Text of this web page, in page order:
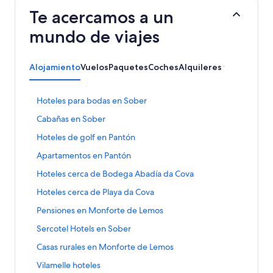
Te acercamos a un
mundo de viajes
AlojamientoVuelosPaquetesCochesAlquileres
Hoteles para bodas en Sober
E
l
a
c
e
u
e
a
b
e
l
a
p
Cabañas en Sober
E
l
a
c
e
u
e
a
b
e
l
Hoteles de golf en Pantón
E
l
a
c
e
u
e
a
b
e
Apartamentos en Pantón
E
l
a
c
e
u
e
a
b
Hoteles cerca de Bodega Abadía da Cova
E
l
a
c
e
u
e
Hoteles cerca de Playa da Cova
E
l
a
c
e
u
Pensiones en Monforte de Lemos
E
l
a
c
e
Sercotel Hotels en Sober
E
l
a
Casas rurales en Monforte de Lemos
E
lVilamelle hoteles
E